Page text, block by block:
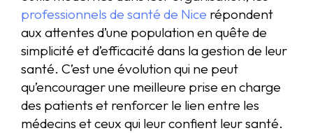
professionnels de santé de Nice répondent
aux attentes d’une population en quête de
simplicité et d’efficacité dans la gestion de leur
santé. C’est une évolution qui ne peut
qu’encourager une meilleure prise en charge
des patients et renforcer le lien entre les
médecins et ceux qui leur confient leur santé.